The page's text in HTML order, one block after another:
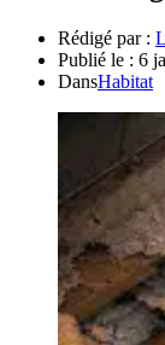
Rédigé par :
Publié le : 6
DansHabitat